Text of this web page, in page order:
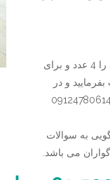
برای خرید سرویس 4 نفره از کادر پایین تعداد صندلی را 4 عدد و برای
6 عددی انتخاب بفرمایید و در
نیاز به خرید سرویس 8 نفره به بالا با شماره 09124780614
به سوالات